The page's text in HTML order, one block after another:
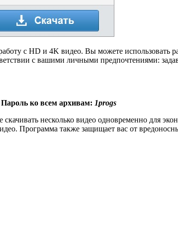
с HD и 4K видео. Вы можете использовать
с вашими личными предпочтениями:
Пароль ко всем архивам: 1progs
несколько видео одновременно для
Программа также защищает вас от